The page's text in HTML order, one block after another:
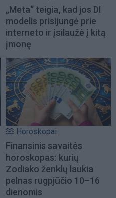
„Meta“ teigia, kad jos DI
modelis prisijungė prie
interneto ir įsilaužė į kitą
įmonę
Horoskopai
Finansinis savaitės
horoskopas: kurių
Zodiako ženklų laukia
pelnas rugpjūčio 10–16
dienomis